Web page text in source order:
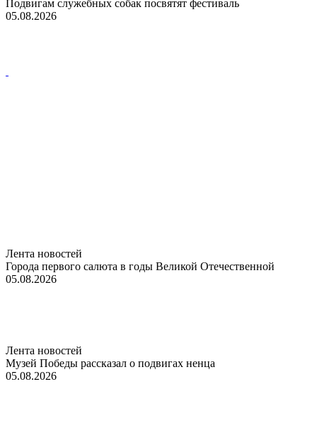
Подвигам служебных собак посвятят фестиваль
05.08.2026
Лента новостей
Города первого салюта в годы Великой Отечественной
05.08.2026
Лента новостей
Музей Победы рассказал о подвигах ненца
05.08.2026